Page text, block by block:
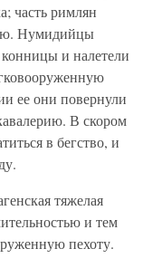
часть римлян
Нумидийцы
и налетели
ее они повернули
В скором
в бегство, и
тяжелая
и тем
пехоту.